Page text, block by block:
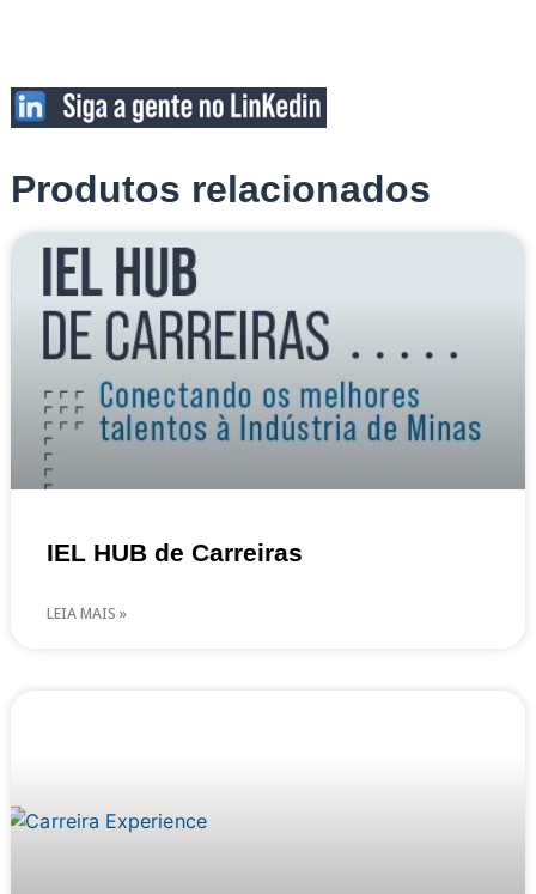
Produtos relacionados
IEL HUB de Carreiras
LEIA MAIS »